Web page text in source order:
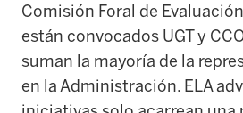
Comisión Foral de
están convocados UGT y
suman la mayoría de la
en la Administración. ELA